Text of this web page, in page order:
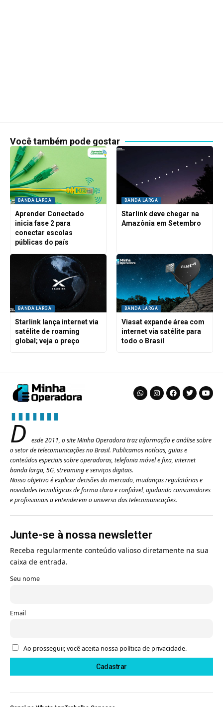
Você também pode gostar
BANDA LARGA
Aprender Conectado
inicia fase 2 para
conectar escolas
públicas do país
BANDA LARGA
Starlink deve chegar na
Amazônia em Setembro
BANDA LARGA
Starlink lança internet via
satélite de roaming
global; veja o preço
BANDA LARGA
Viasat expande área com
internet via satélite para
todo o Brasil
D
esde 2011, o site Minha Operadora traz informação e análise sobre
o setor de telecomunicações no Brasil. Publicamos notícias, guias e
conteúdos especiais sobre operadoras, telefonia móvel e fixa, internet
banda larga, 5G, streaming e serviços digitais.
Nosso objetivo é explicar decisões do mercado, mudanças regulatórias e
novidades tecnológicas de forma clara e confiável, ajudando consumidores
e profissionais a entenderem o universo das telecomunicações.
Junte-se à nossa newsletter
Receba regularmente conteúdo valioso diretamente na sua
caixa de entrada.
Seu nome
Email
Ao prosseguir, você aceita nossa política de privacidade.